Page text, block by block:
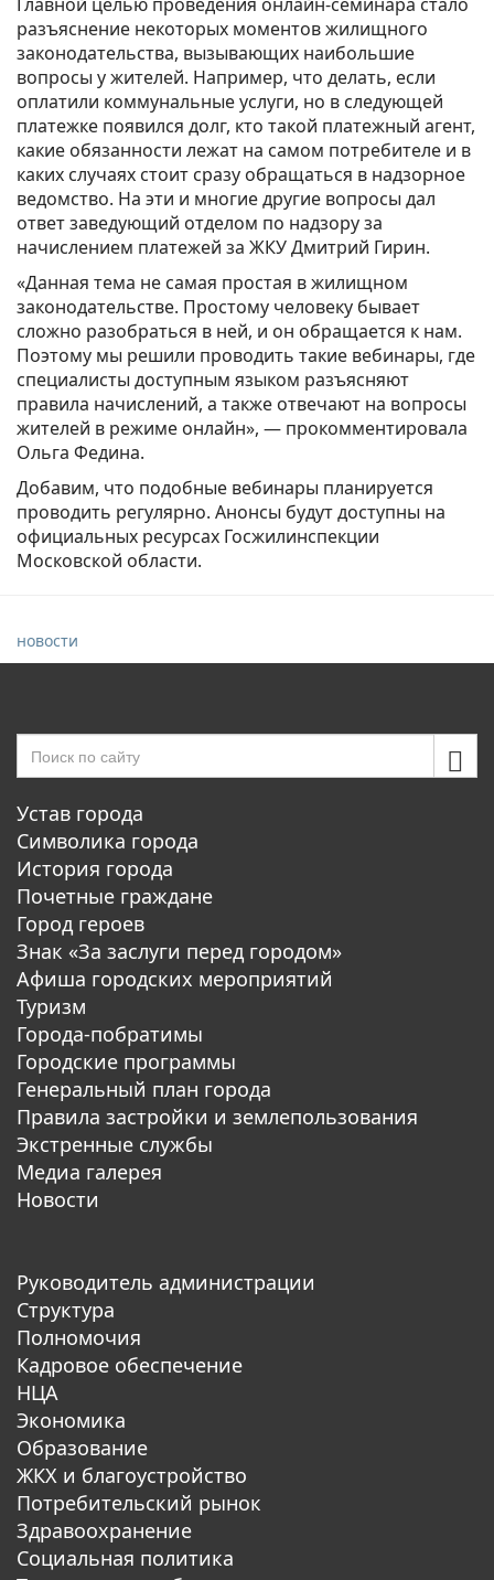
разъяснение некоторых моментов жилищного
законодательства, вызывающих наибольшие
вопросы у жителей. Например, что делать, если
оплатили коммунальные услуги, но в следующей
платежке появился долг, кто такой платежный агент,
какие обязанности лежат на самом потребителе и в
каких случаях стоит сразу обращаться в надзорное
ведомство. На эти и многие другие вопросы дал
ответ заведующий отделом по надзору за
начислением платежей за ЖКУ Дмитрий Гирин.
«Данная тема не самая простая в жилищном
законодательстве. Простому человеку бывает
сложно разобраться в ней, и он обращается к нам.
Поэтому мы решили проводить такие вебинары, где
специалисты доступным языком разъясняют
правила начислений, а также отвечают на вопросы
жителей в режиме онлайн», — прокомментировала
Ольга Федина.
Добавим, что подобные вебинары планируется
проводить регулярно. Анонсы будут доступны на
официальных ресурсах Госжилинспекции
Московской области.
новости
Устав города
Символика города
История города
Почетные граждане
Город героев
Знак «За заслуги перед городом»
Афиша городских мероприятий
Туризм
Города-побратимы
Городские программы
Генеральный план города
Правила застройки и землепользования
Экстренные службы
Медиа галерея
Новости
Руководитель администрации
Структура
Полномочия
Кадровое обеспечение
НЦА
Экономика
Образование
ЖКХ и благоустройство
Потребительский рынок
Здравоохранение
Социальная политика